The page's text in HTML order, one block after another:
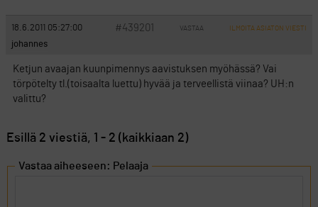
18.6.2011 05:27:00 #439201 VASTAA ILMOITA ASIATON VIESTI
johannes
Ketjun avaajan kuunpimennys aavistuksen myöhässä? Vai
törpötelty tl.(toisaalta luettu) hyvää ja terveellistä viinaa? UH:n
valittu?
Esillä 2 viestiä, 1 - 2 (kaikkiaan 2)
Vastaa aiheeseen: Pelaaja